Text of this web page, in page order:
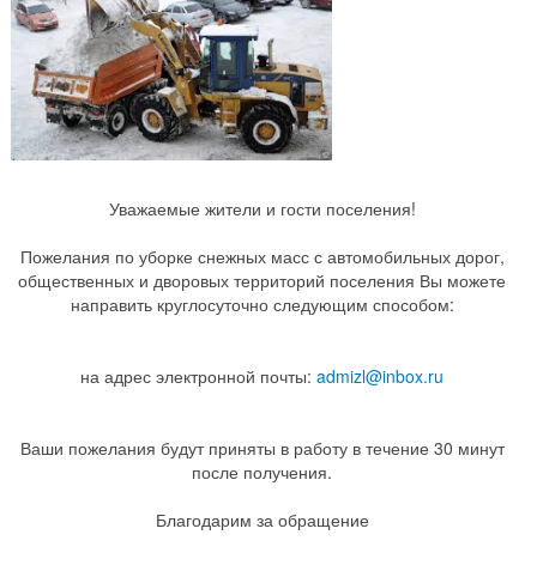
Уважаемые жители и гости поселения!
Пожелания по уборке снежных масс с автомобильных дорог,
общественных и дворовых территорий поселения Вы можете
направить круглосуточно следующим способом:
на адрес электронной почты: admizl@inbox.ru
Ваши пожелания будут приняты в работу в течение 30 минут
после получения.
Благодарим за обращение